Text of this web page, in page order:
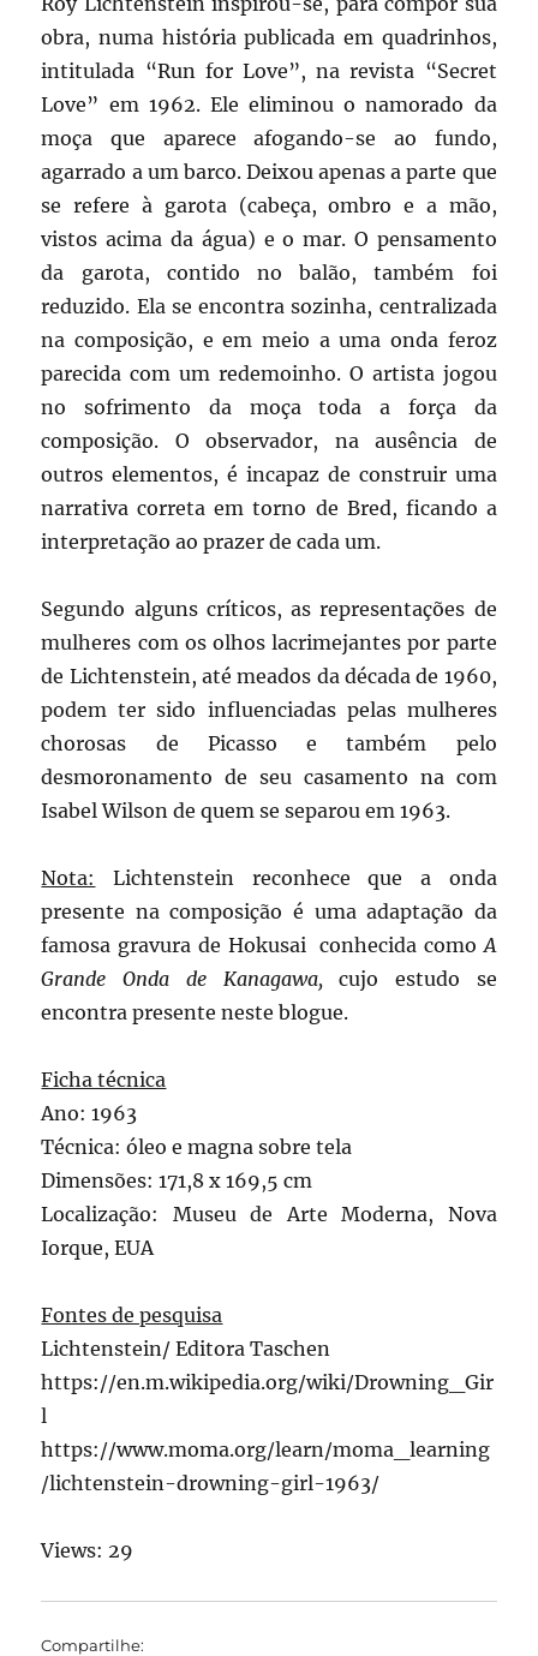
obra, numa história publicada em quadrinhos,
intitulada “Run for Love”, na revista “Secret
Love” em 1962. Ele eliminou o namorado da
moça que aparece afogando-se ao fundo,
agarrado a um barco. Deixou apenas a parte que
se refere à garota (cabeça, ombro e a mão,
vistos acima da água) e o mar. O pensamento
da garota, contido no balão, também foi
reduzido. Ela se encontra sozinha, centralizada
na composição, e em meio a uma onda feroz
parecida com um redemoinho. O artista jogou
no sofrimento da moça toda a força da
composição. O observador, na ausência de
outros elementos, é incapaz de construir uma
narrativa correta em torno de Bred, ficando a
interpretação ao prazer de cada um.
Segundo alguns críticos, as representações de
mulheres com os olhos lacrimejantes por parte
de Lichtenstein, até meados da década de 1960,
podem ter sido influenciadas pelas mulheres
chorosas de Picasso e também pelo
desmoronamento de seu casamento na com
Isabel Wilson de quem se separou em 1963.
Nota:
Lichtenstein reconhece que a onda
presente na composição é uma adaptação da
famosa gravura de Hokusai conhecida como A
Grande Onda de Kanagawa,cujo estudo se
encontra presente neste blogue.
Ficha técnica
Ano: 1963
Técnica: óleo e magna sobre tela
Dimensões: 171,8 x 169,5 cm
Localização: Museu de Arte Moderna, Nova
Iorque, EUA
Fontes de pesquisa
Lichtenstein/ Editora Taschen
https://en.m.wikipedia.org/wiki/Drowning_Gir
l
https://www.moma.org/learn/moma_learning
/lichtenstein-drowning-girl-1963/
Views: 29
Compartilhe: